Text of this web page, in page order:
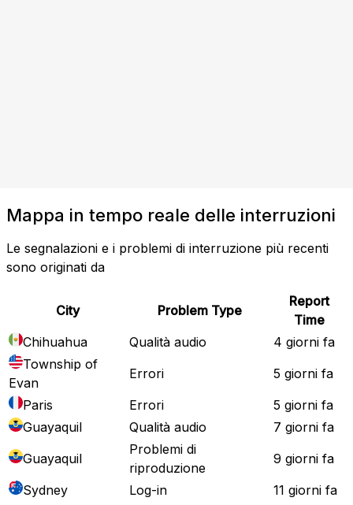
Mappa in tempo reale delle interruzioni
Le segnalazioni e i problemi di interruzione più recenti
sono originati da
City Problem Type
Report
Time
Chihuahua
Qualità audio
4 giorni fa
Township of
Evan
Errori
5 giorni fa
Paris
Errori
5 giorni fa
Guayaquil
Qualità audio
7 giorni fa
Guayaquil
Problemi di
riproduzione
9 giorni fa
Sydney
Log-in
11 giorni fa